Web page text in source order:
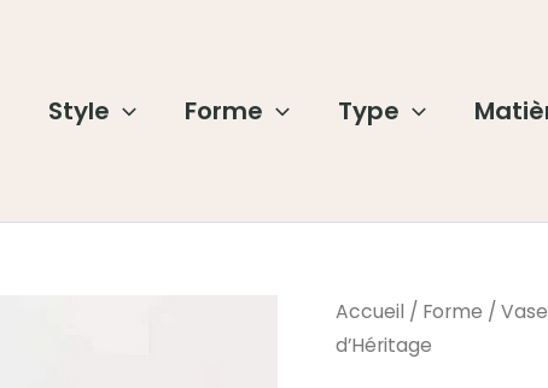
Style Forme Type
Accueil / Forme /
d’Héritage
quantité
Vase